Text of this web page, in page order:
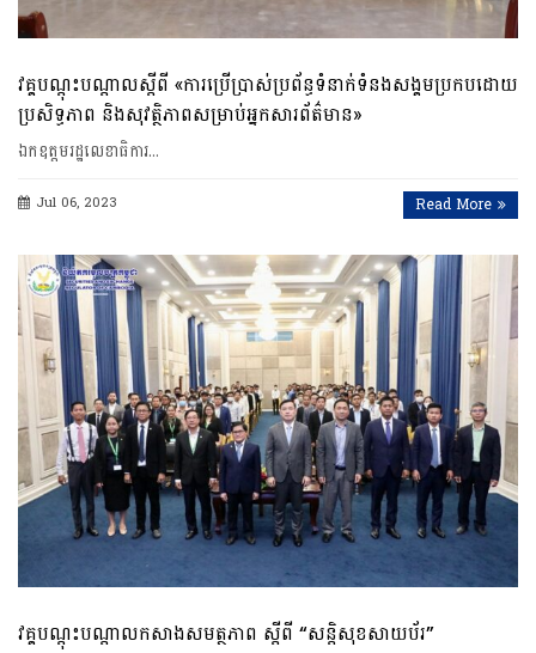
វគ្គបណ្តុះបណ្តាលស្តីពី «ការប្រើប្រាស់ប្រព័ន្ធទំនាក់ទំនងសង្គមប្រកបដោយ
ប្រសិទ្ធភាព និងសុវត្ថិភាពសម្រាប់អ្នកសារព័ត៌មាន»
ឯកឧត្តមរដ្ឋលេខាធិការ…
Jul 06, 2023 Read More
វគ្គបណ្តុះបណ្តាលកសាងសមត្ថភាព ស្តីពី “សន្តិសុខសាយប័រ”